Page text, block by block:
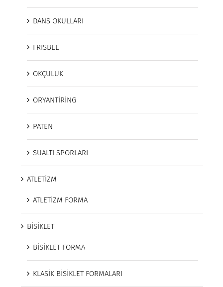
DANS OKULLARI
FRISBEE
OKÇULUK
ORYANTİRİNG
PATEN
SUALTI SPORLARI
ATLETİZM
ATLETİZM FORMA
BİSİKLET
BİSİKLET FORMA
KLASİK BİSİKLET FORMALARI